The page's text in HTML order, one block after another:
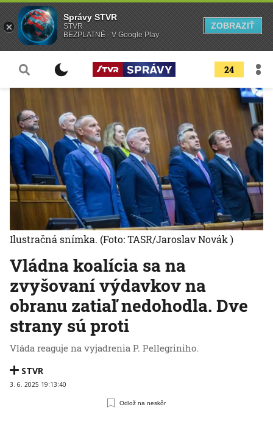
24
Vládna koalícia sa na
zvyšovaní výdavkov na
obranu zatiaľ nedohodla. Dve
strany sú proti
Vláda reaguje na vyjadrenia P. Pellegriniho.
STVR
3. 6. 2025 19:13:40
Odlož na neskôr
Ilustračná snímka. (Foto: TASR/Jaroslav Novák )
Správy STVR
STVR
BEZPLATNÉ - V Google Play
ZOBRAZIŤ